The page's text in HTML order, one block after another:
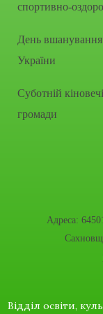
спортивно-
День вшанування
України
Суботній
громади
Адреса:
Відділ освіти,